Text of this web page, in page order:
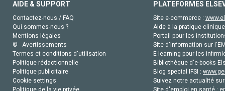
AIDE & SUPPORT
Contactez-nous / FAQ
Qui sommes-nous ?
Mentions légales
© - Avertissements
Termes et conditions d'utilisation
Politique rédactionnelle
Politique publicitaire
Cookie settings
Politique de la vie privée
PLATEFORMES
Site e-commerce :
Aide à la pratique
Portail pour les
Site d'information sur
E-learning pour les
Bibliothèque d'e-books
Blog special IFSI :
Suivez notre actualité
Site d'emploi en santé :